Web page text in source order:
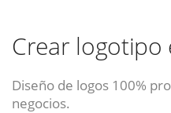
Crear logotipo
Diseño de logos 100%
negocios.